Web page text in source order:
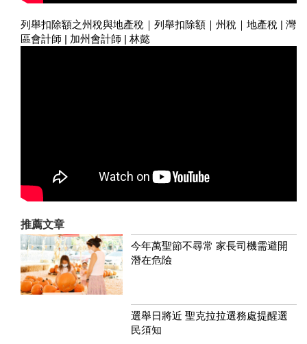
列舉扣除額之州稅與地產稅｜列舉扣除額｜州稅｜地產稅 | 灣
區會計師 | 加州會計師 | 林懿
推薦文章
今年萬聖節不尋常 家長司機需避開
潛在危險
選舉日將近 聖克拉拉選務處提醒選
民須知